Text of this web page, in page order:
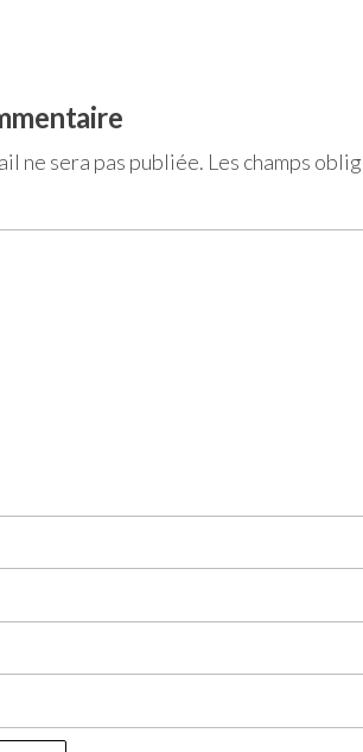
ne sera pas publiée. Les champs